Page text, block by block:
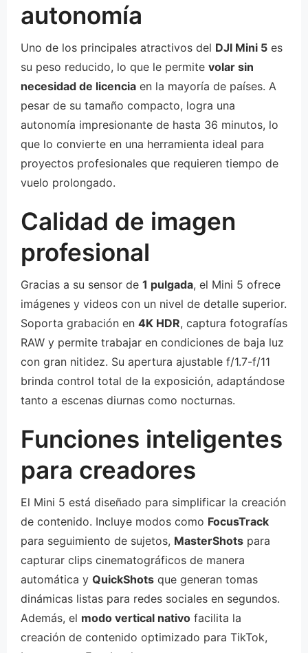
autonomía
Uno de los principales atractivos del DJI Mini 5 es
su peso reducido, lo que le permite volar sin
necesidad de licencia en la mayoría de países. A
pesar de su tamaño compacto, logra una
autonomía impresionante de hasta 36 minutos, lo
que lo convierte en una herramienta ideal para
proyectos profesionales que requieren tiempo de
vuelo prolongado.
Calidad de imagen
profesional
Gracias a su sensor de 1 pulgada, el Mini 5 ofrece
imágenes y videos con un nivel de detalle superior.
Soporta grabación en 4K HDR, captura fotografías
RAW y permite trabajar en condiciones de baja luz
con gran nitidez. Su apertura ajustable f/1.7-f/11
brinda control total de la exposición, adaptándose
tanto a escenas diurnas como nocturnas.
Funciones inteligentes
para creadores
El Mini 5 está diseñado para simplificar la creación
de contenido. Incluye modos como FocusTrack
para seguimiento de sujetos, MasterShots para
capturar clips cinematográficos de manera
automática y QuickShots que generan tomas
dinámicas listas para redes sociales en segundos.
Además, el modo vertical nativo facilita la
creación de contenido optimizado para TikTok,